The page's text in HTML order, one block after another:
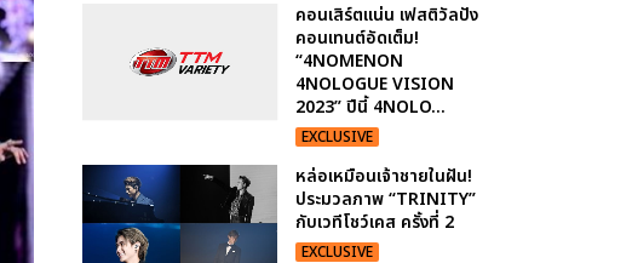
คอนเสิร์ตแน่น เฟสติวัลปัง
คอนเทนต์อัดเต็ม!
“4NOMENON
4NOLOGUE VISION
2023” ปีนี้ 4NOLO...
EXCLUSIVE
หล่อเหมือนเจ้าชายในฝัน!
ประมวลภาพ “TRINITY”
กับเวทีโชว์เคส ครั้งที่ 2
EXCLUSIVE